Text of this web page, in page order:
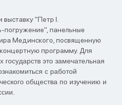
"Петр I.
погружение", панельные
Мединского, посвященную
программу. Для
государств это замечательная
с работой
общества по изучению и